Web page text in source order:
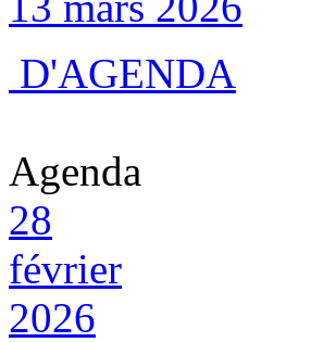
D'AGENDA
Agenda
28
février
2026